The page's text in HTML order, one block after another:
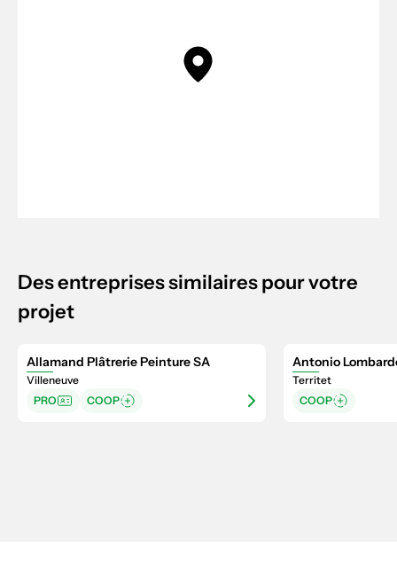
Des entreprises similaires pour votre
projet
Allamand Plâtrerie Peinture SA
Villeneuve
PRO
COOP
Antonio
Territet
COOP